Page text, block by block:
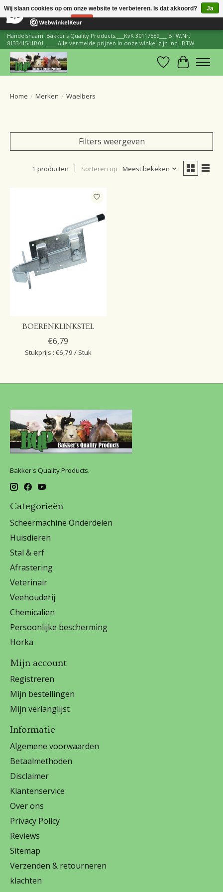
206 Reviews ×
Handelsnaam: Bakker's Quality Products.___KvK 30117559___ BTW.Nr:
813341541B01._____Alle vermelde prijzen in onze winkel zijn incl. BTW.
Verlanglijst
Home / Merken / Waelbers
Filters weergeven
1 producten Sorteren op Meest bekeken
BOERENKLINKSTEL
€6,79
Stukprijs : €6,79 / Stuk
Bakker's Quality Products.
Categorieën
Scheermachine Onderdelen
Huisdieren
Stal & erf
Afrastering
Veterinair
Veehouderij
Chemicalien
Persoonlijke bescherming
Horka
Mijn account
Registreren
Mijn bestellingen
Mijn verlanglijst
Informatie
Algemene voorwaarden
Betaalmethoden
Disclaimer
Klantenservice
Over ons
Privacy Policy
Reviews
Sitemap
Verzenden & retourneren
klachten
Wij slaan cookies op om onze website te verbeteren. Is dat akkoord?
Ja
Nee